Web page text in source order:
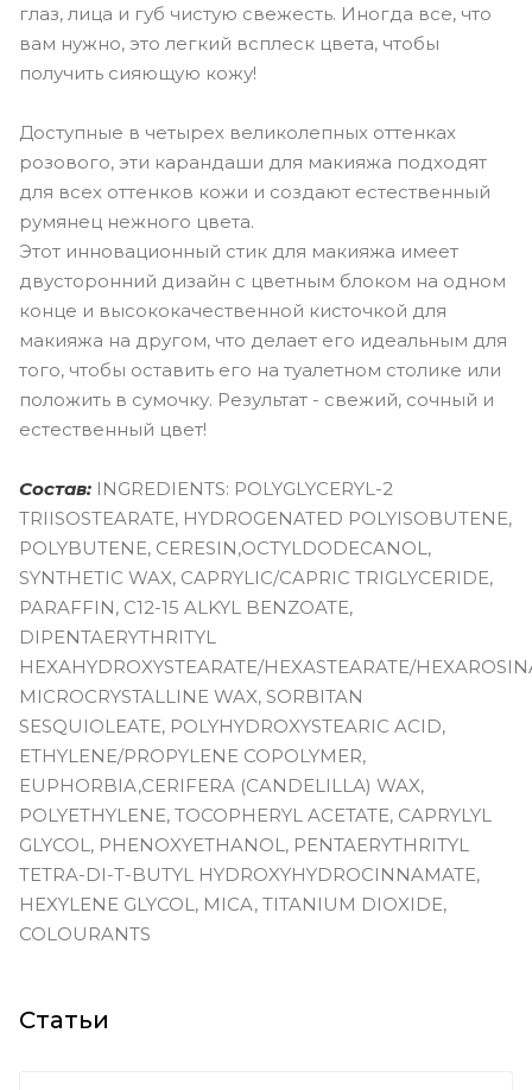
глаз, лица и губ чистую свежесть. Иногда все, что
вам нужно, это легкий всплеск цвета, чтобы
получить сияющую кожу!
Доступные в четырех великолепных оттенках
розового, эти карандаши для макияжа подходят
для всех оттенков кожи и создают естественный
румянец нежного цвета.
Этот инновационный стик для макияжа имеет
двусторонний дизайн с цветным блоком на одном
конце и высококачественной кисточкой для
макияжа на другом, что делает его идеальным для
того, чтобы оставить его на туалетном столике или
положить в сумочку. Результат - свежий, сочный и
естественный цвет!
Состав: INGREDIENTS: POLYGLYCERYL-2
TRIISOSTEARATE, HYDROGENATED POLYISOBUTENE,
POLYBUTENE, CERESIN,OCTYLDODECANOL,
SYNTHETIC WAX, CAPRYLIC/CAPRIC TRIGLYCERIDE,
PARAFFIN, C12-15 ALKYL BENZOATE,
DIPENTAERYTHRITYL
HEXAHYDROXYSTEARATE/HEXASTEARATE/
MICROCRYSTALLINE WAX, SORBITAN
SESQUIOLEATE, POLYHYDROXYSTEARIC ACID,
ETHYLENE/PROPYLENE COPOLYMER,
EUPHORBIA,CERIFERA (CANDELILLA) WAX,
POLYETHYLENE, TOCOPHERYL ACETATE, CAPRYLYL
GLYCOL, PHENOXYETHANOL, PENTAERYTHRITYL
TETRA-DI-T-BUTYL HYDROXYHYDROCINNAMATE,
HEXYLENE GLYCOL, MICA, TITANIUM DIOXIDE,
COLOURANTS
Статьи